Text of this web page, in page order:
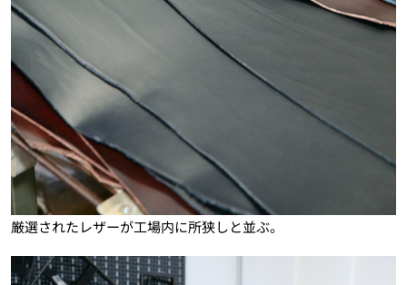
厳選されたレザーが工場内に所狭しと並ぶ。